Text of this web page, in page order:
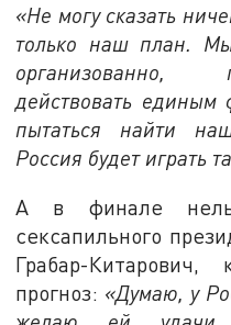
«Не могу сказать
только наш план. Мы
организованно,
действовать
пытаться найти
Россия будет играть
А в финале
сексапильного
Грабар-
прогноз: «Думаю, у